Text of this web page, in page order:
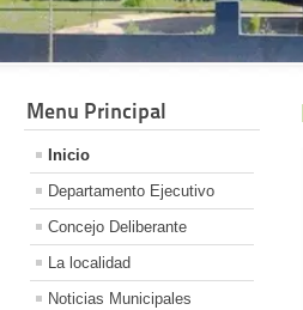
Menu Principal
Inicio
Departamento Ejecutivo
Concejo Deliberante
La localidad
Noticias Municipales